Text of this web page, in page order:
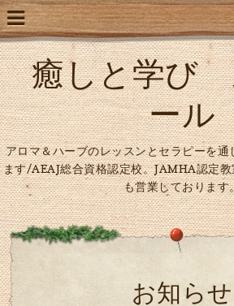
癒しと学び
ール
アロマ＆ハーブのレッスンとセラピーを
ます/AEAJ総合資格認定校。JAMHA認定
も営業しております